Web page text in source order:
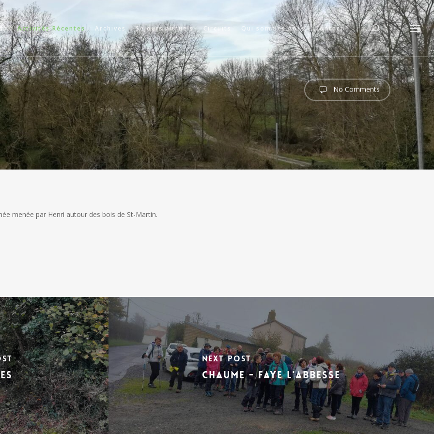
Activités Récentes Archives Séjours annuels Circuits Qui sommes nous Contact
search
Menu
No Comments
menée par Henri autour des bois de St-Martin.
Next Post
CHAUME - FAYE L'ABBESSE